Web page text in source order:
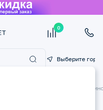
0
Выберите город
ТСР Кровати